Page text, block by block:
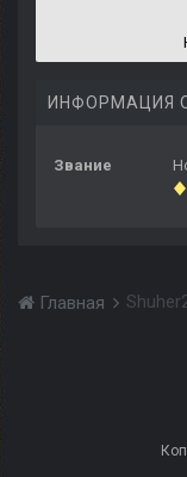
ИНФОРМАЦИЯ О
Звание
Главная